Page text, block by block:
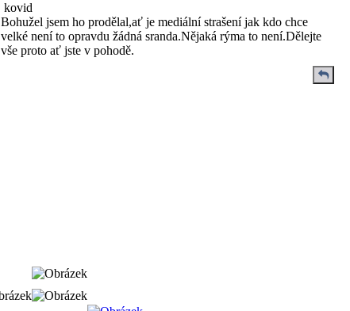
kovid
Bohužel jsem ho prodělal,ať je mediální strašení jak kdo chce
velké není to opravdu žádná sranda.Nějaká rýma to není.Dělejte
vše proto ať jste v pohodě.